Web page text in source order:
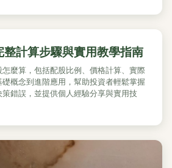
計算步驟與實用教學指南
麼算，包括配股比例、價格計算、實際
概念到進階應用，幫助投資者輕鬆掌握
錯誤，並提供個人經驗分享與實用技